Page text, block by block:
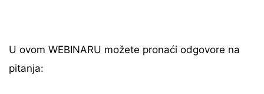
U ovom WEBINARU možete pronaći odgovore na
pitanja: